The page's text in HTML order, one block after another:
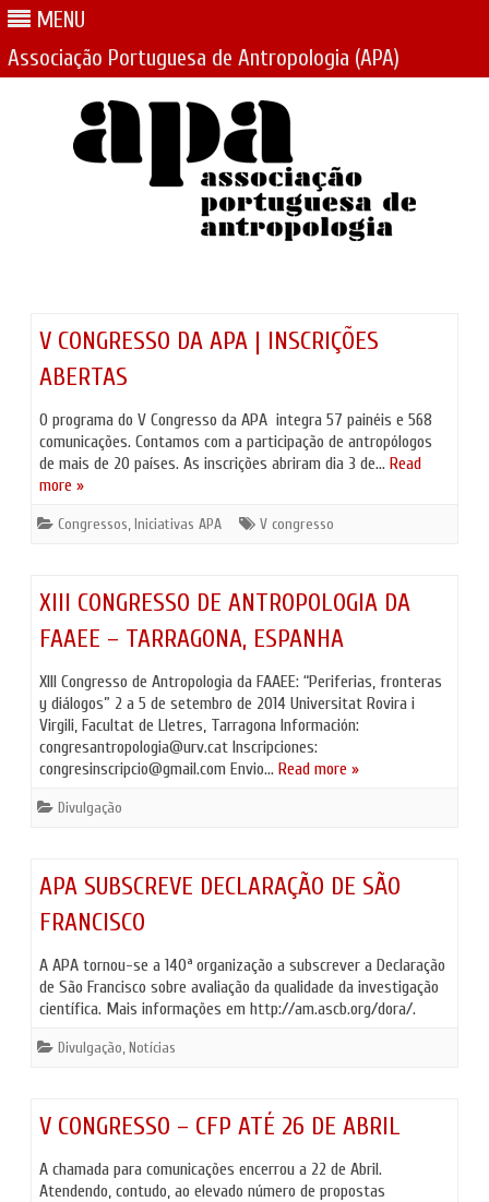
MENU
Associação Portuguesa de Antropologia (APA)
V CONGRESSO DA APA | INSCRIÇÕES
ABERTAS
O programa do V Congresso da APA integra 57 painéis e 568
comunicações. Contamos com a participação de antropólogos
de mais de 20 países. As inscrições abriram dia 3 de… Read
more »
Congressos,Iniciativas APA V congresso
XIII CONGRESSO DE ANTROPOLOGIA DA
FAAEE – TARRAGONA, ESPANHA
XIII Congresso de Antropologia da FAAEE: “Periferias, fronteras
y diálogos” 2 a 5 de setembro de 2014 Universitat Rovira i
Virgili, Facultat de Lletres, Tarragona Información:
congresantropologia@urv.cat Inscripciones:
congresinscripcio@gmail.com Envio… Read more »
Divulgação
APA SUBSCREVE DECLARAÇÃO DE SÃO
FRANCISCO
A APA tornou-se a 140ª organização a subscrever a Declaração
de São Francisco sobre avaliação da qualidade da investigação
científica. Mais informações em http://am.ascb.org/dora/.
Divulgação,Notícias
V CONGRESSO – CFP ATÉ 26 DE ABRIL
A chamada para comunicações encerrou a 22 de Abril.
Atendendo, contudo, ao elevado número de propostas